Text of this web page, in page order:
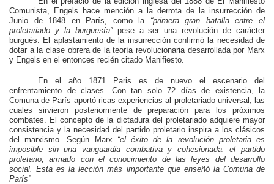
Comunista, Engels hace mención a la derrota de la insurrección de
Junio de 1848 en París, como la “primera gran batalla entre el
proletariado y la burguesía”pese a ser una revolución de carácter
burgués. El aplastamiento de la insurrección confirmó la necesidad de
dotar a la clase obrera de la teoría revolucionaria desarrollada por Marx
y Engels en el entonces recién citado Manifiesto.
En el año 1871 Paris es de nuevo el escenario del
enfrentamiento de clases. Con tan solo 72 días de existencia, la
Comuna de París aportó ricas experiencias al proletariado universal, las
cuales sirvieron posteriormente de preparación para los próximos
combates. El concepto de la dictadura del proletariado adquiere mayor
consistencia y la necesidad del partido proletario inspira a los clásicos
del marxismo. Según Marx “el éxito de la revolución proletaria es
imposible sin una vanguardia combativa y cohesionada: el partido
proletario, armado con el conocimiento de las leyes del desarrollo
social. Esta es la lección más importante que enseñó la Comuna de
París”